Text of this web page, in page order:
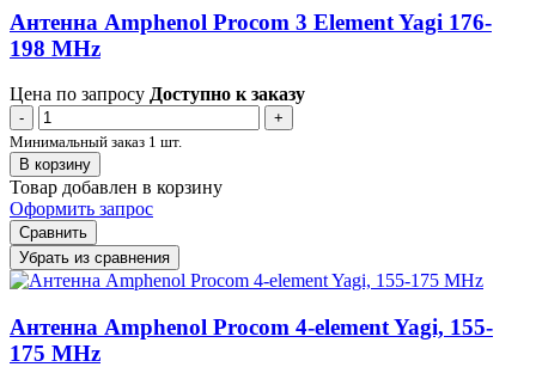
Антенна Amphenol Procom 3 Element Yagi 176-
198 MHz
Цена по запросу Доступно к заказу
-
+
Минимальный заказ 1 шт.
В корзину
Товар добавлен в корзину
Оформить запрос
Сравнить
Убрать из сравнения
Антенна Amphenol Procom 4-element Yagi, 155-
175 MHz